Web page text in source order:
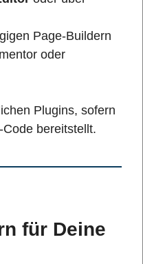
Page-Buildern
oder
Plugins, sofern
bereitstellt.
für Deine